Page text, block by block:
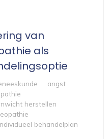
van
als
angst
herstellen
behandelplan